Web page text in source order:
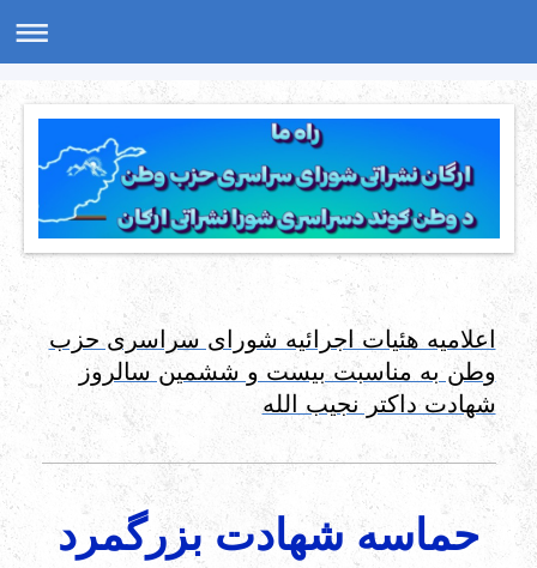
اعلامیه هئیات اجرائیه شورای سراسری حزب
وطن به مناسبت بیست و ششمین سالروز
شهادت داکتر نجیب الله
حماسه شهادت بزرگمرد